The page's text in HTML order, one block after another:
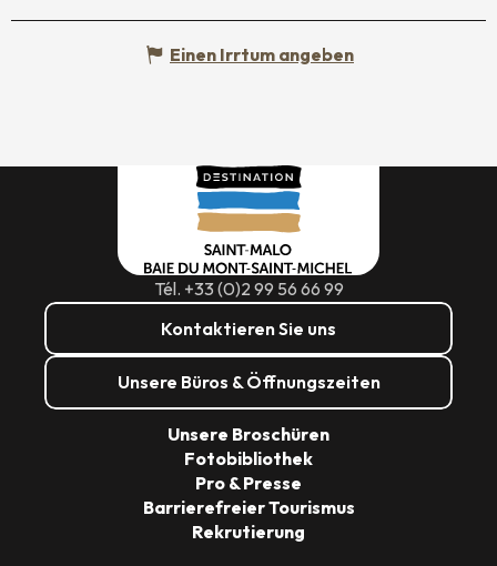
Einen Irrtum angeben
Tél. +33 (0)2 99 56 66 99
Kontaktieren Sie uns
Unsere Büros & Öffnungszeiten
Unsere Broschüren
Fotobibliothek
Pro & Presse
Barrierefreier Tourismus
Rekrutierung